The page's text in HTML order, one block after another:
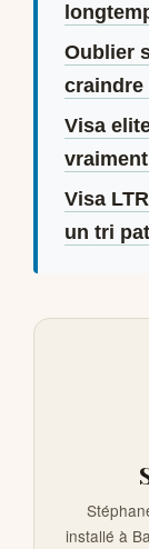
Oublier
craindre
Visa
Visa
un tri
installé à